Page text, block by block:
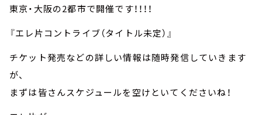
東京・大阪の2都市で開催です！！！！
『エレ片コントライブ（タイトル未定）』
チケット発売などの詳しい情報は随時発信していきます
が、
まずは皆さんスケジュールを空けといてくださいね！